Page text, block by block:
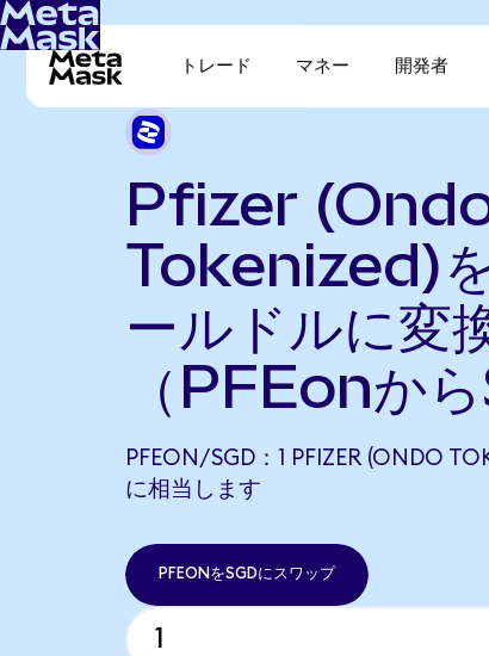
トレード マネー 開発者
Pfizer
Tokenized)
ールドルに変
（PFEonか
PFEON/SGD：1 PFIZER (ONDO
に相当します
PFEONをSGDにスワップ